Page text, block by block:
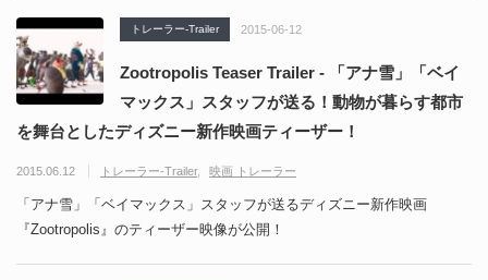
トレーラー-Trailer 2015-06-12
Zootropolis Teaser Trailer - 「アナ雪」「ベイ
マックス」スタッフが送る！動物が暮らす都市
を舞台としたディズニー新作映画ティーザー！
2015.06.12 トレーラー-Trailer 映画 トレーラー
「アナ雪」「ベイマックス」スタッフが送るディズニー新作映画
『Zootropolis』のティーザー映像が公開！